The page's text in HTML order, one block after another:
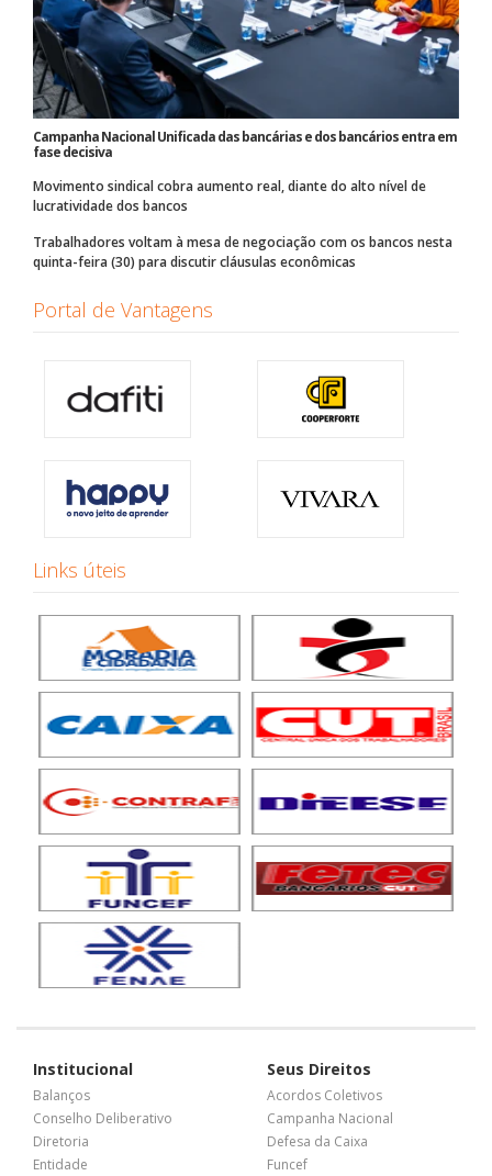
Campanha Nacional Unificada das bancárias e dos bancários entra em
fase decisiva
Movimento sindical cobra aumento real, diante do alto nível de
lucratividade dos bancos
Trabalhadores voltam à mesa de negociação com os bancos nesta
quinta-feira (30) para discutir cláusulas econômicas
Portal de Vantagens
Links úteis
Institucional
Balanços
Conselho Deliberativo
Diretoria
Entidade
Seus Direitos
Acordos Coletivos
Campanha Nacional
Defesa da Caixa
Funcef